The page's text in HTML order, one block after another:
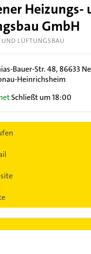
Heizungs-
GmbH
LÜFTUNGSBAU
Bauer-Str. 48, 86633
Heinrichsheim
Schließt um 18:00